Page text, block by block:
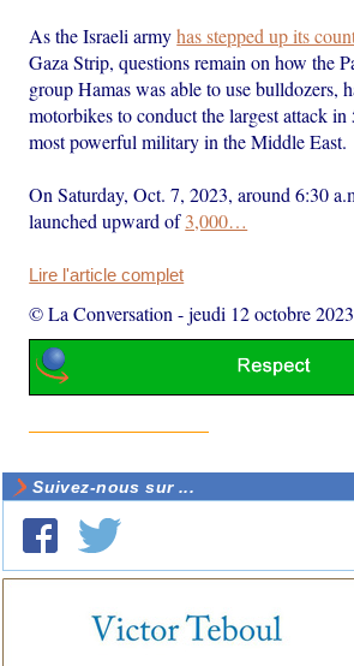
As the Israeli armyhas stepped up its
Gaza Strip, questions remain on how the
group Hamas was able to use bulldozers,
motorbikes to conduct the largest attack in
most powerful military in the Middle East.
On Saturday, Oct. 7, 2023, around 6:30
launched upward of3,000…
Lire l'article complet
© La Conversation -jeudi 12 octobre 2023
Suivez-nous sur ...